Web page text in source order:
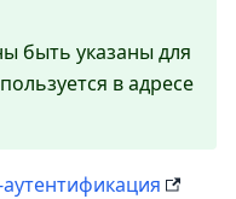
быть указаны для
в адресе